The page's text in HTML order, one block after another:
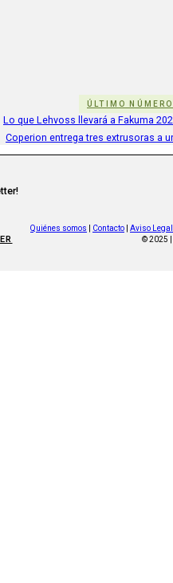
ÚLTIMO NÚMERO
Lo que Lehvoss llevará a Fakuma
Coperion entrega tres extrusoras a
Quiénes somos Contacto
Aviso Legal
© 2025